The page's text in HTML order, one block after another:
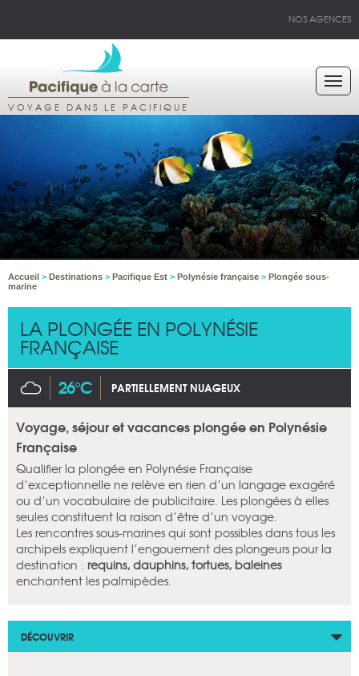
NOS AGENCES
VOYAGE DANS LE PACIFIQUE
Accueil > Destinations > Pacifique Est > Polynésie française > Plongée sous-
marine
LA PLONGÉE EN POLYNÉSIE
FRANÇAISE
26°C PARTIELLEMENT NUAGEUX
Voyage, séjour et vacances plongée en Polynésie
Française
Qualifier la plongée en Polynésie Française
d’exceptionnelle ne relève en rien d’un langage exagéré
ou d’un vocabulaire de publicitaire. Les plongées à elles
seules constituent la raison d’être d’un voyage.
Les rencontres sous-marines qui sont possibles dans tous les
archipels expliquent l’engouement des plongeurs pour la
destination : requins, dauphins, tortues, baleines
enchantent les palmipèdes.
DÉCOUVRIR